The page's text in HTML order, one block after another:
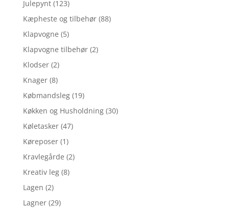
Julepynt (123)
Kæpheste og tilbehør (88)
Klapvogne (5)
Klapvogne tilbehør (2)
Klodser (2)
Knager (8)
Købmandsleg (19)
Køkken og Husholdning (30)
Køletasker (47)
Køreposer (1)
Kravlegårde (2)
Kreativ leg (8)
Lagen (2)
Lagner (29)